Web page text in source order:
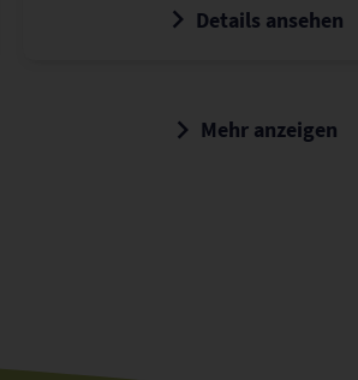
Details ansehen
Mehr anzeigen